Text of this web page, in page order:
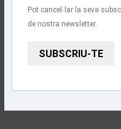
Pot cancel·lar la seva
de nostra newsletter.
SUBSCRIU-TE